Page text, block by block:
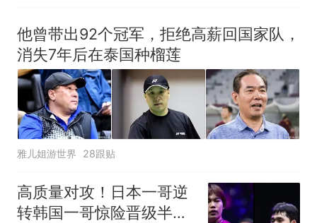
他曾带出92个冠军，拒绝高薪回国家队，
消失7年后在泰国种榴莲
雅儿姐游世界 28跟贴
高质量对攻！日本一哥逆
转韩国一哥惊险晋级半决